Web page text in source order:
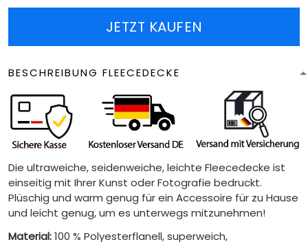
JETZT KAUFEN
BESCHREIBUNG FLEECEDECKE
Die ultraweiche, seidenweiche, leichte Fleecedecke ist
einseitig mit Ihrer Kunst oder Fotografie bedruckt.
Plüschig und warm genug für ein Accessoire für zu Hause
und leicht genug, um es unterwegs mitzunehmen!
Material:100 % Polyesterflanell, superweich,